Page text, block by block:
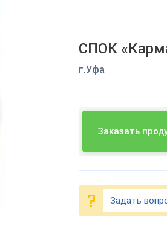
СПОК
г.Уфа
Заказать
Задать